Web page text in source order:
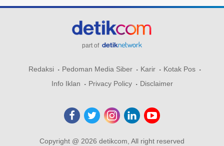
part of
Redaksi Pedoman Media Siber Karir
Kotak Pos
Info Iklan
Privacy Policy Disclaimer
Copyright @ 2026 detikcom, All right reserved